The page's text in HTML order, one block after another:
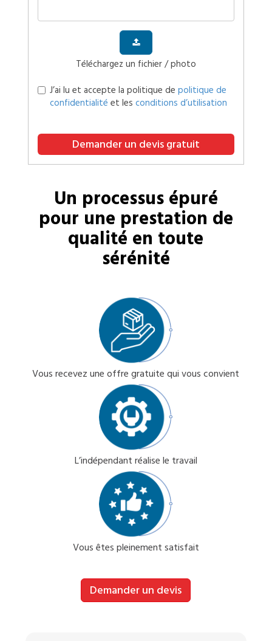
Téléchargez un fichier / photo
J’ai lu et accepte la politique de politique de
confidentialité et les conditions d’utilisation
Demander un devis gratuit
Un processus épuré
pour une prestation de
qualité en toute
sérénité
Vous recevez une offre gratuite qui vous convient
L’indépendant réalise le travail
Vous êtes pleinement satisfait
Demander un devis